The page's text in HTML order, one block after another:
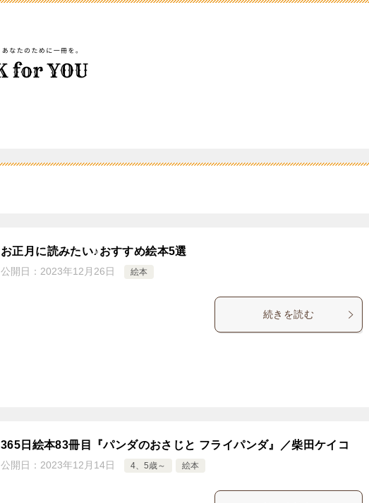
お正月に読みたい♪おすすめ絵本5選
公開日： 2023年12月26日 絵本
続きを読む
365日絵本83冊目『パンダのおさじと フライパンダ』／柴田ケイコ
公開日： 2023年12月14日 4、5歳～ 絵本